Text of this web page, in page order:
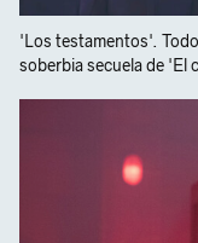
'Los testamentos'.
soberbia secuela de 'El